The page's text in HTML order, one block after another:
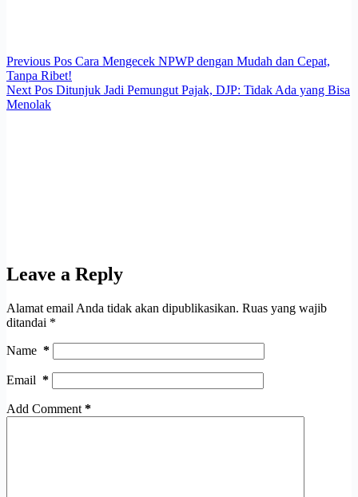
Previous Pos Cara Mengecek NPWP dengan Mudah dan Cepat,
Tanpa Ribet!
Next Pos Ditunjuk Jadi Pemungut Pajak, DJP: Tidak Ada yang Bisa
Menolak
Leave a Reply
Alamat email Anda tidak akan dipublikasikan. Ruas yang wajib
ditandai *
Name *
Email *
Add Comment *